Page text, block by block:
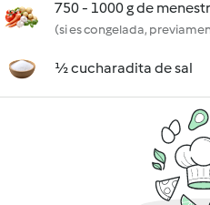
750 - 1000 g de
(si es congelada,
½ cucharadita de sal